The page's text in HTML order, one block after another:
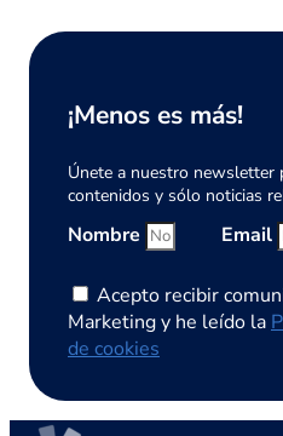
¡Menos es más!
Únete a nuestro newsletter
contenidos y sólo noticias
Nombre Email
Acepto recibir
Marketing y he leído la
de cookies